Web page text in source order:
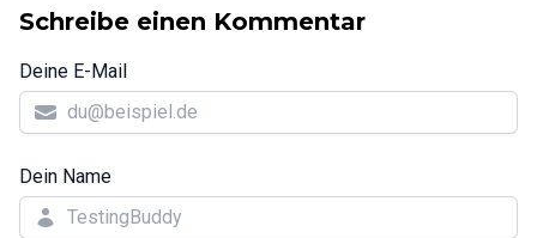
Schreibe einen Kommentar
Deine E-Mail
Dein Name